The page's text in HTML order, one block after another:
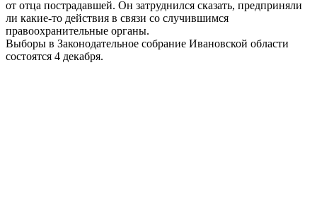
от отца пострадавшей. Он затруднился сказать, предприняли
ли какие-то действия в связи со случившимся
правоохранительные органы.
Выборы в Законодательное собрание Ивановской области
состоятся 4 декабря.